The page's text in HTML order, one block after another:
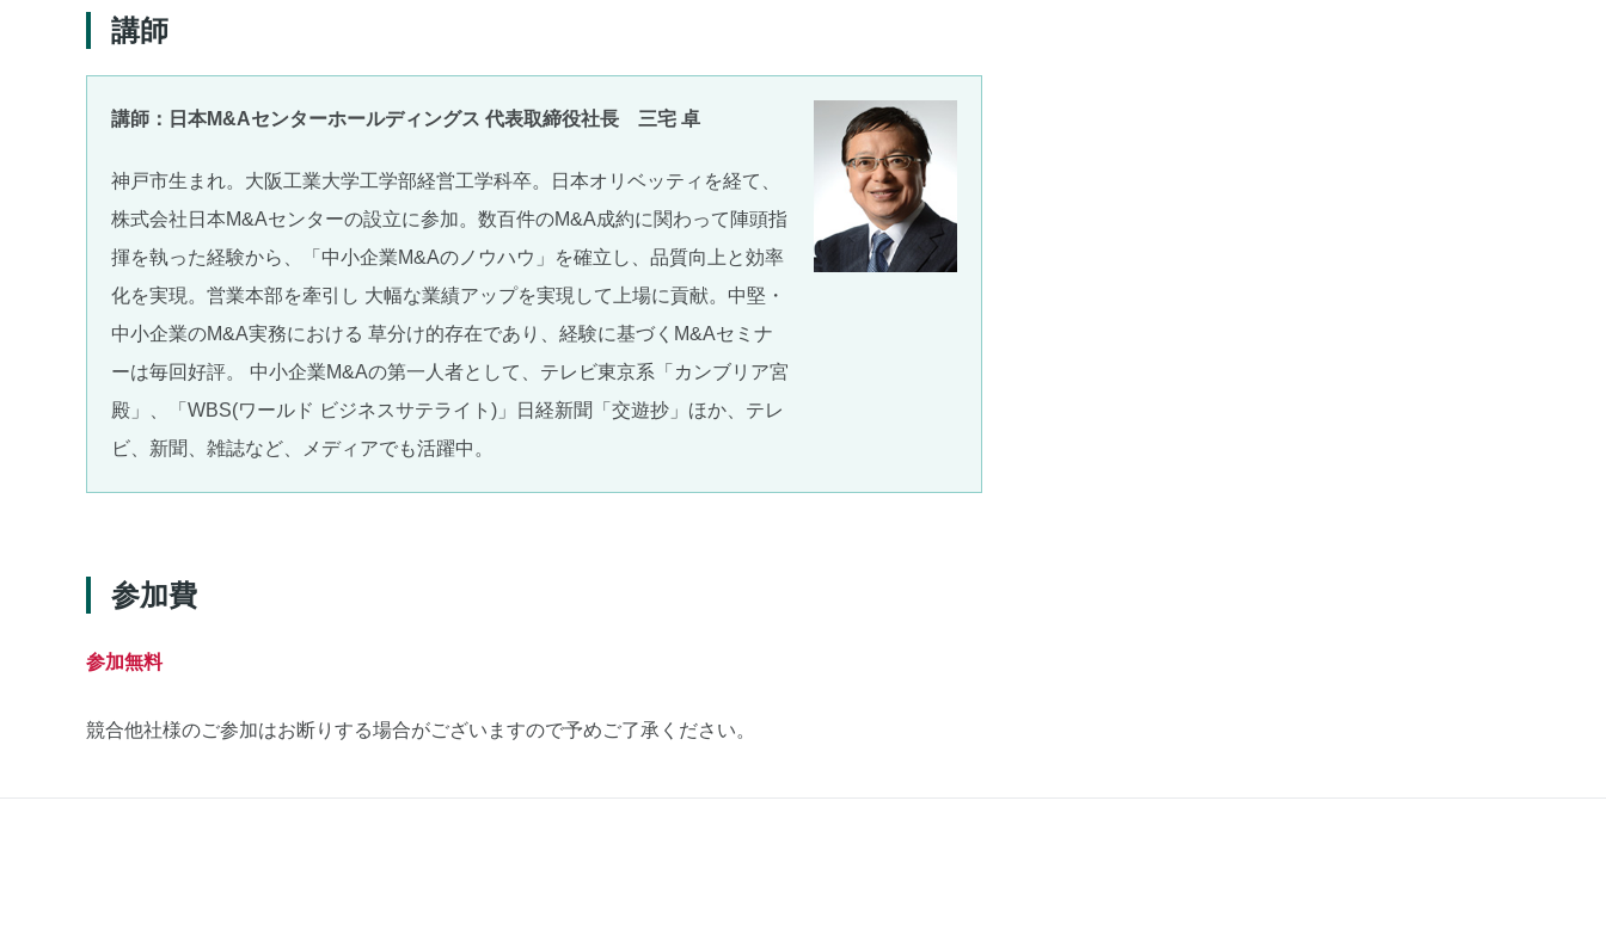
講師
講師：日本M&Aセンターホールディングス 代表取締役社長 三宅 卓
神戸市生まれ。大阪工業大学工学部経営工学科卒。日本オリベッティを経て、
株式会社日本M&Aセンターの設立に参加。数百件のM&A成約に関わって陣頭指
揮を執った経験から、「中小企業M&Aのノウハウ」を確立し、品質向上と効率
化を実現。営業本部を牽引し 大幅な業績アップを実現して上場に貢献。中堅・
中小企業のM&A実務における 草分け的存在であり、経験に基づくM&Aセミナ
ーは毎回好評。 中小企業M&Aの第一人者として、テレビ東京系「カンブリア宮
殿」、「WBS(ワールド ビジネスサテライト)」日経新聞「交遊抄」ほか、テレ
ビ、新聞、雑誌など、メディアでも活躍中。
参加費
参加無料
競合他社様のご参加はお断りする場合がございますので予めご了承ください。